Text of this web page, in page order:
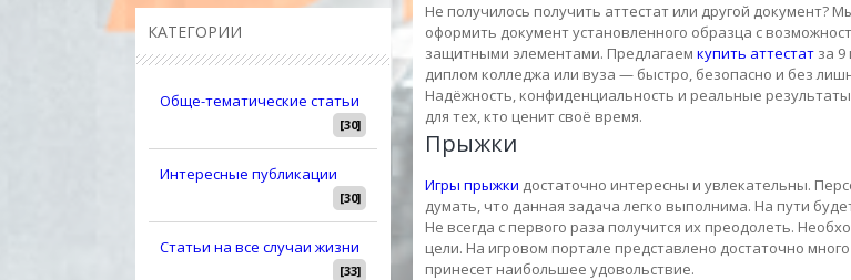
КАТЕГОРИИ
Обще-тематические статьи
[30]
Интересные публикации
[30]
Статьи на все случаи жизни
[33]
Не получилось получить аттестат или другой документ?
оформить документ установленного образца с
защитными элементами. Предлагаем купить аттестат за 9
диплом колледжа или вуза — быстро, безопасно и без
Надёжность, конфиденциальность и реальные
для тех, кто ценит своё время.
Прыжки
Игры прыжки достаточно интересны и увлекательны.
думать, что данная задача легко выполнима. На пути
Не всегда с первого раза получится их преодолеть.
цели. На игровом портале представлено достаточно
принесет наибольшее удовольствие.